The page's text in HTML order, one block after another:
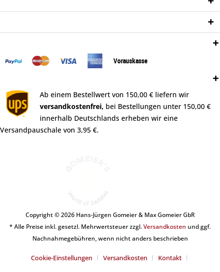
Vorauskasse
Ab einem Bestellwert von 150,00 € liefern wir
versandkostenfrei, bei Bestellungen unter 150,00 €
innerhalb Deutschlands erheben wir eine
Versandpauschale von 3,95 €.
Copyright © 2026 Hans-Jürgen Gomeier & Max Gomeier GbR
* Alle Preise inkl. gesetzl. Mehrwertsteuer zzgl.Versandkosten und ggf.
Nachnahmegebühren, wenn nicht anders beschrieben
Cookie-Einstellungen Versandkosten
Kontakt